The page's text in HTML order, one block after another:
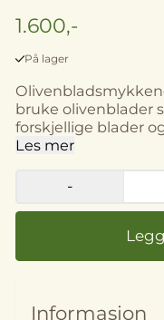
1.600,-
På lager
bruke olivenblader
forskjellige blader
litt ulikt og unikt. Hvert smykke er håndlaget av
Les mer
-
Informasjon